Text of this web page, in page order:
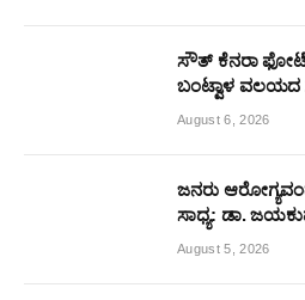
ಸೌತ್ ಕೆನರಾ
ಬಂಟ್ವಾಳ ವಲಯದ
August 6, 2026
ಜನರು
ಸಾಧ್ಯ: ಡಾ.
August 5, 2026